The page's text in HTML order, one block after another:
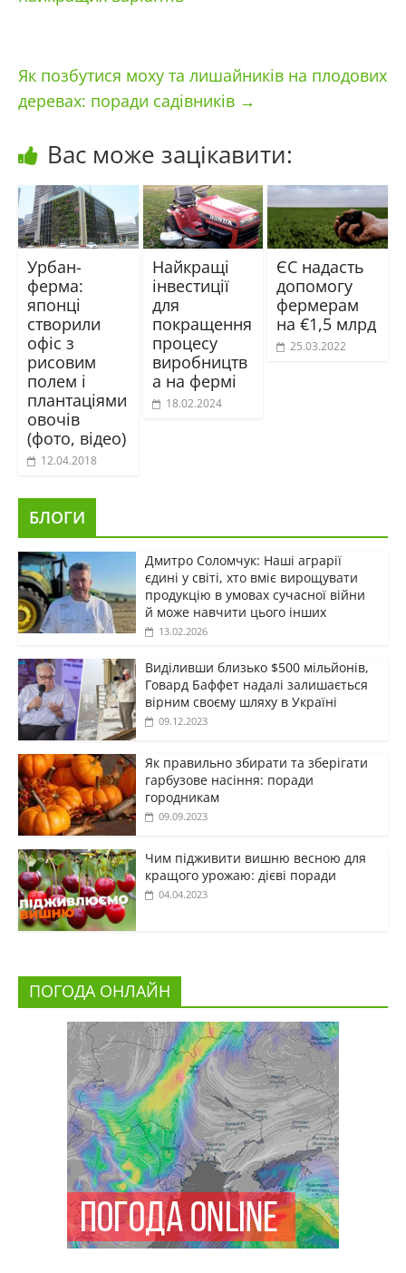
Як позбутися моху та лишайників на плодових
деревах: поради садівників →
Вас може зацікавити:
Урбан-
ферма:
японці
створили
офіс з
рисовим
полем і
плантаціями
овочів
(фото, відео)
12.04.2018
Найкращі
інвестиції
для
покращення
процесу
виробництв
а на фермі
18.02.2024
ЄС надасть
допомогу
фермерам
на €1,5 млрд
25.03.2022
БЛОГИ
Дмитро Соломчук: Наші аграрії
єдині у світі, хто вміє вирощувати
продукцію в умовах сучасної війни
й може навчити цього інших
13.02.2026
Виділивши близько $500 мільйонів,
Говард Баффет надалі залишається
вірним своєму шляху в Україні
09.12.2023
Як правильно збирати та зберігати
гарбузове насіння: поради
городникам
09.09.2023
Чим підживити вишню весною для
кращого урожаю: дієві поради
04.04.2023
ПОГОДА ОНЛАЙН